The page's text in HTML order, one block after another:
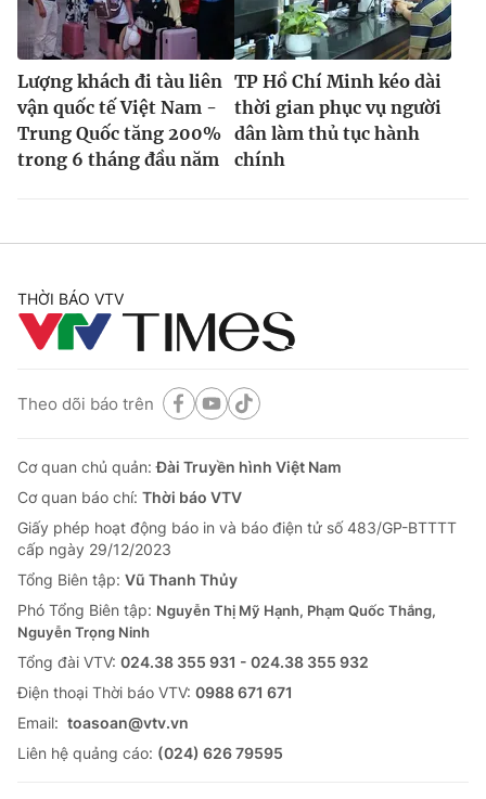
Lượng khách đi tàu liên
vận quốc tế Việt Nam -
Trung Quốc tăng 200%
trong 6 tháng đầu năm
TP Hồ Chí Minh kéo dài
thời gian phục vụ người
dân làm thủ tục hành
chính
THỜI BÁO VTV
Theo dõi báo trên
Cơ quan chủ quản:Đài Truyền hình Việt Nam
Cơ quan báo chí: Thời báo VTV
Giấy phép hoạt động báo in và báo điện tử số 483/GP-BTTTT
cấp ngày 29/12/2023
Tổng Biên tập: Vũ Thanh Thủy
Phó Tổng Biên tập: Nguyễn Thị Mỹ Hạnh, Phạm Quốc Thắng,
Nguyễn Trọng Ninh
Tổng đài VTV: 024.38 355 931 - 024.38 355 932
Ðiện thoại Thời báo VTV: 0988 671 671
Email: toasoan@vtv.vn
Liên hệ quảng cáo: (024) 626 79595